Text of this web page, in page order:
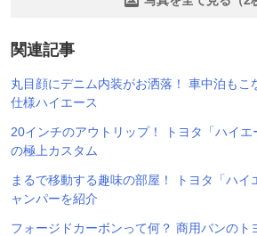
関連記事
丸目顔にデニム内装がお洒落！ 車中泊もこ
仕様ハイエース
20インチのアウトリップ！ トヨタ「ハイエ
の極上カスタム
まるで移動する趣味の部屋！ トヨタ「ハイ
ャンパーを紹介
フォージドカーボンって何？ 商用バンのト